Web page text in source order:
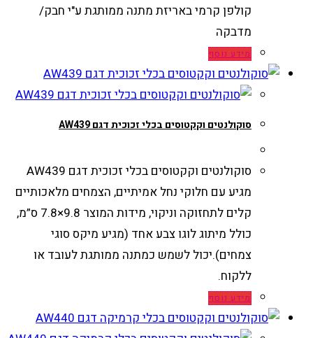
קולפן קרמי באריזת מתנה ממותגת ע"י חבק/
מדבקה
מידע נוסף
סוקולנטים וקקטוסים בכלי זכוכית דגם AW439
סוקולנטים וקקטוסים בכלי זכוכית דגם AW439
מגיע עם חלוקי נחל אמיתיים, הצמחים מלאכותיים
קלים לתחזוקה וניקוי, מידות המוצר 9.8×7.8 ס”מ,
כולל מיתוג לוגו צבע אחד (מגיע מיקס סוגי
צמחים).יכול לשמש כמתנה ממותגת לעובד או
ללקוח.
מידע נוסף